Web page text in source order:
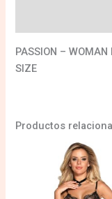
PASSION – WOMAN
SIZE
Productos